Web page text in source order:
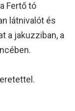
Fertő tó
látnivalót és
a jakuzziban, a